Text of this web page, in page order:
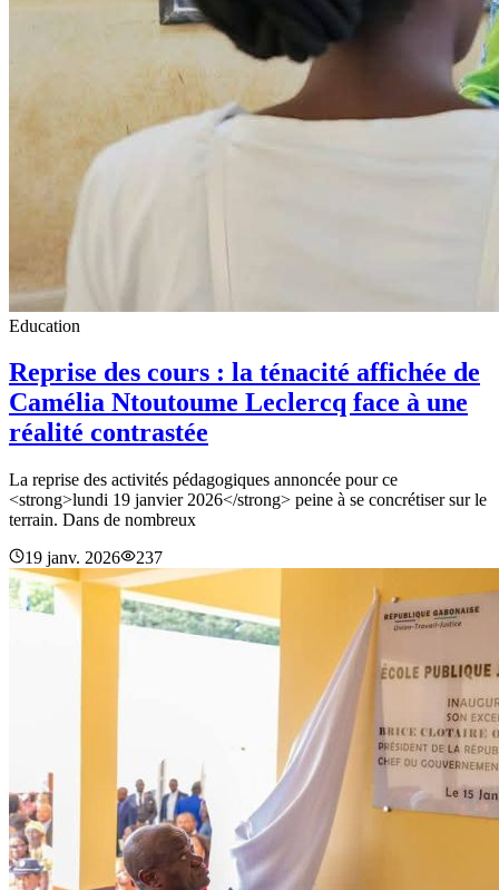
Education
Reprise des cours : la ténacité affichée de
Camélia Ntoutoume Leclercq face à une
réalité contrastée
La reprise des activités pédagogiques annoncée pour ce
<strong>lundi 19 janvier 2026</strong> peine à se concrétiser sur le
terrain. Dans de nombreux
19 janv. 2026
237